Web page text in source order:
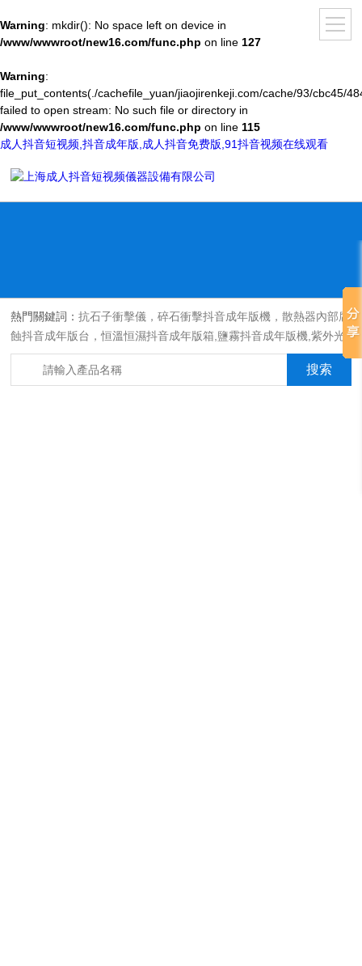
Warning: mkdir(): No space left on device in
/www/wwwroot/new16.com/func.php on line 127
Warning:
file_put_contents(./cachefile_yuan/jiaojirenkeji.com/cache/93/cbc45/
failed to open stream: No such file or directory in
/www/wwwroot/new16.com/func.php on line 115
成人抖音短视频,抖音成年版,成人抖音免费版,91抖音视频在线观看
熱門關鍵詞：抗石子衝擊儀，碎石衝擊抖音成年版機，散熱器內部腐
蝕抖音成年版台，恒溫恒濕抖音成年版箱,鹽霧抖音成年版機,紫外光
耐氣候老化抖音成年版箱,氙燈老化抖音成年版箱，沙塵抖音成年版
箱，淋雨抖音成年版箱，汽車內飾材料燃燒抖音成年版機